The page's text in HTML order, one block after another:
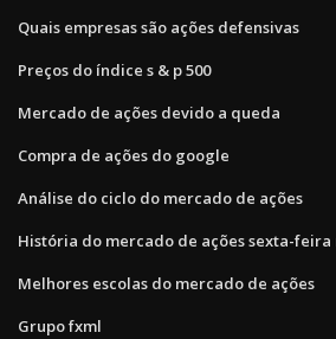
Quais empresas são ações defensivas
Preços do índice s & p 500
Mercado de ações devido a queda
Compra de ações do google
Análise do ciclo do mercado de ações
História do mercado de ações sexta-feira
Melhores escolas do mercado de ações
Grupo fxml